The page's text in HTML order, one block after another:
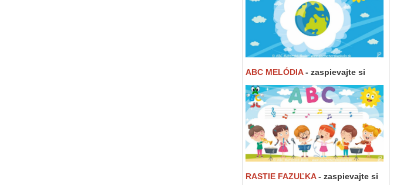
ABC MELÓDIA- zaspievajte si
RASTIE FAZUĽKA- zaspievajte si